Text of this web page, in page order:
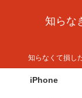
知らな
知らなくて損し
iPhone